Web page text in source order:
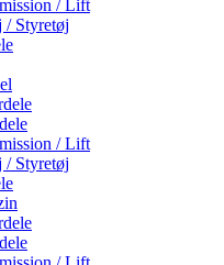
/ Lift
/ Styretøj
/ Lift
/ Styretøj